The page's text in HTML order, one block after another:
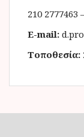
210 2777463
E-mail:
Τοποθεσία: